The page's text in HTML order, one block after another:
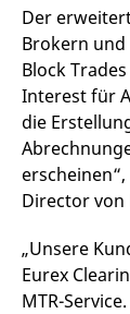
Der
Brokern
Block
Interest für
die
Director von
„Unsere
Eurex
MTR-
_pk_id.7.d059